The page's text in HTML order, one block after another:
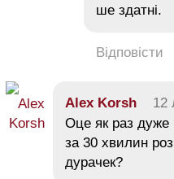
ше здатні.
Відповісти
Alex Korsh 12
Оце як раз дуже
за 30 хвилин
дурачек?